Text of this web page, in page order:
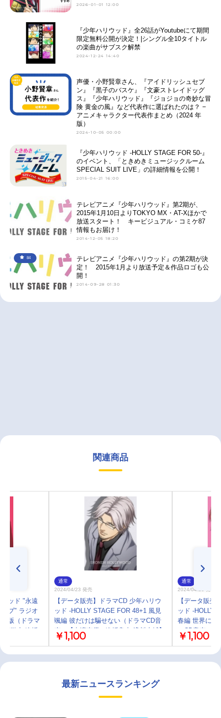
2026-01-01 12:00
『少年ハリウッド』全26話がYoutubeにて期間
限定無料公開が決定！|シングル全10タイトル
の楽曲がサブスク解禁
2024-12-24 14:40
声優・小野賢章さん、『アイドリッシュセブ
ン』『黒子のバスケ』『文豪ストレイドッグ
ス』『少年ハリウッド』『ジョジョの奇妙な冒
険 黄金の風』など代表作に選ばれたのは？ −
アニメキャラクター代表作まとめ（2024 年
版）
2024-10-05 00:00
『少年ハリウッド -HOLLY STAGE FOR 50-』
のイベント、「ときめきミュージックルーム
SPECIAL SUIT LIVE」の詳細情報を公開！
2015-04-21 16:00
テレビアニメ『少年ハリウッド』第2期が、
2015年1月10日よりTOKYO MX・AT-Xほかで
放送スタート！ キービジュアル・コミケ87
情報もお届け！
2014-12-05 18:20
84
テレビアニメ『少年ハリウッド』の第2期が決
定！ 2015年1月より放送予定＆作品ロゴも公
開！
2014-09-28 01:30
関連商品
ッド "永遠
ブ" ラジオ
版（ドラマ
原徹也 逢坂
通常
2024/04/23 発売
【データ販売】ドラマCD 少年ハリウ
ッド -HOLLY STAGE FOR 48+1 風見
颯編 彼だけは騙せない（ドラマCD音
声）【出演声優：逢坂良太 浪川大輔】
￥1,100
通常
2024/04/23 発売
【データ販売
ッド -HOLLY
春編 世界に羽
マCD音声）
川大輔】
￥1,100
最新ニュースランキング